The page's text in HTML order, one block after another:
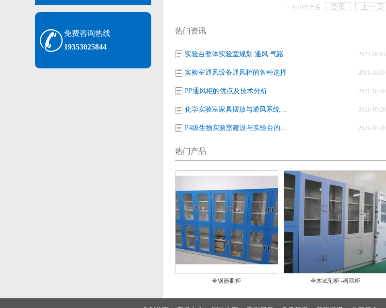
免费咨询热线
19353025844
一共10个产品 首页 上一页
热门资讯
实验台整体实验室规划 通风 气路设计施工· 2024-09-03
实验室通风设备通风柜的各种选择 2021-10-20
PP通风柜的优点及技术分析 2021-10-20
化学实验室家具摆放与通风系统改造的关系 2021-10-20
P4级生物实验室建设与实验台的关系 2021-10-20
热门产品
全钢器皿柜 全木试剂柜 -器皿柜